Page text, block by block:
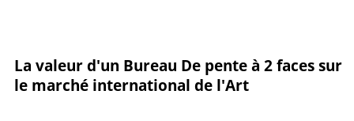
La valeur d'un Bureau De pente à 2 faces sur
le marché international de l'Art